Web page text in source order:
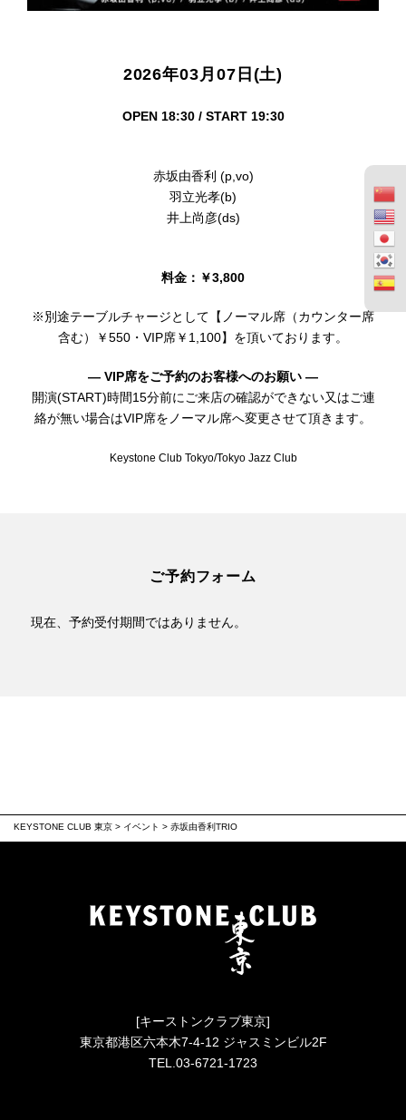
2026年03月07日(土)
OPEN 18:30 / START 19:30
赤坂由香利 (p,vo)
羽立光孝(b)
井上尚彦(ds)
料金：￥3,800
※別途テーブルチャージとして【ノーマル席（カウンター席
含む）￥550・VIP席￥1,100】を頂いております。
— VIP席をご予約のお客様へのお願い —
開演(START)時間15分前にご来店の確認ができない又はご連
絡が無い場合はVIP席をノーマル席へ変更させて頂きます。
Keystone Club Tokyo/Tokyo Jazz Club
ご予約フォーム
現在、予約受付期間ではありません。
KEYSTONE CLUB 東京 > イベント > 赤坂由香利TRIO
[キーストンクラブ東京]
東京都港区六本木7-4-12 ジャスミンビル2F
TEL.03-6721-1723